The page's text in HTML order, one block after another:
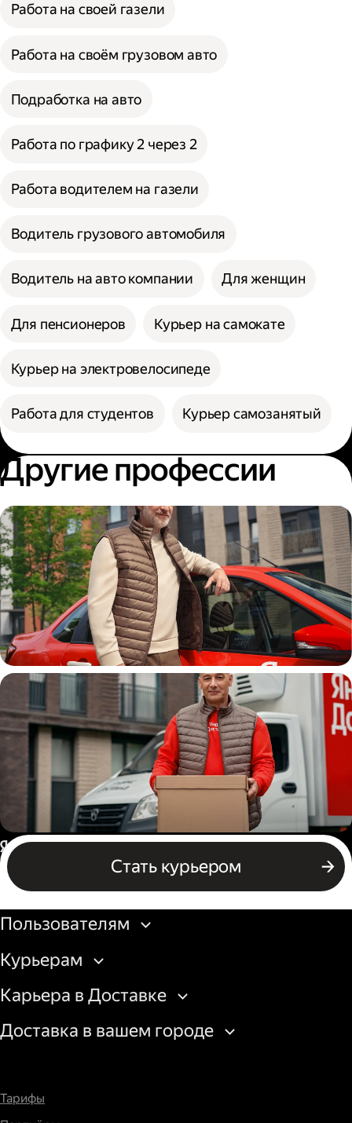
Работа на своей газели
Работа на своём грузовом авто
Подработка на авто
Работа по графику 2 через 2
Работа водителем на газели
Водитель грузового автомобиля
Водитель на авто компании Для женщин
Для пенсионеров Курьер на самокате
Курьер на электровелосипеде
Работа для студентов Курьер самозанятый
Другие профессии
Автокурьер
Водитель грузового авто
Стать курьером
Россия
Бизнесу
Пользователям
Курьерам
Карьера в Доставке
Доставка в вашем городе
Тарифы